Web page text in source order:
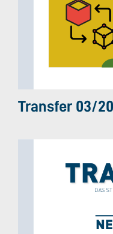
Transfer 03/